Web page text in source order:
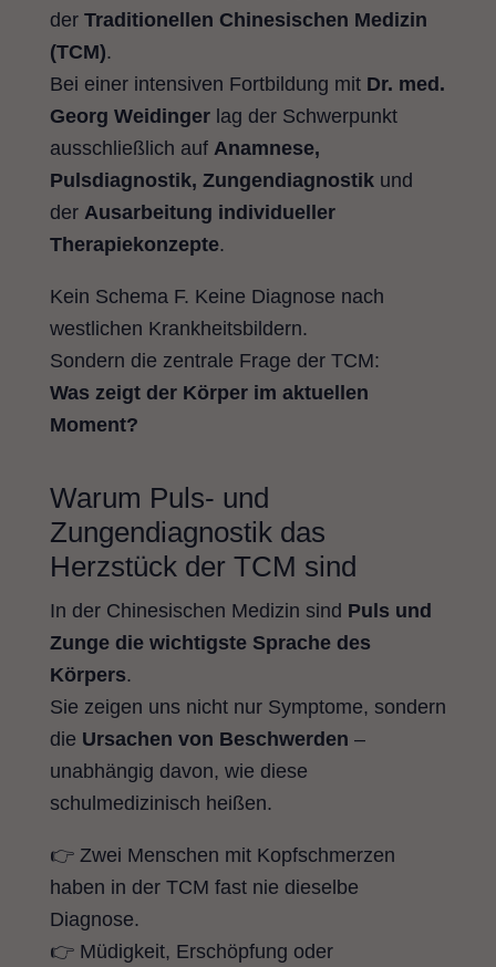
der Traditionellen Chinesischen Medizin
(TCM).
Bei einer intensiven Fortbildung mit Dr. med.
Georg Weidingerlag der Schwerpunkt
ausschließlich auf Anamnese,
Pulsdiagnostik, Zungendiagnostikund
der Ausarbeitung individueller
Therapiekonzepte.
Kein Schema F. Keine Diagnose nach
westlichen Krankheitsbildern.
Sondern die zentrale Frage der TCM:
Was zeigt der Körper im aktuellen
Moment?
Warum Puls- und
Zungendiagnostik das
Herzstück der TCM sind
In der Chinesischen Medizin sind Puls und
Zunge die wichtigste Sprache des
Körpers.
Sie zeigen uns nicht nur Symptome, sondern
die Ursachen von Beschwerden –
unabhängig davon, wie diese
schulmedizinisch heißen.
👉 Zwei Menschen mit Kopfschmerzen
haben in der TCM fast nie dieselbe
Diagnose.
👉 Müdigkeit, Erschöpfung oder